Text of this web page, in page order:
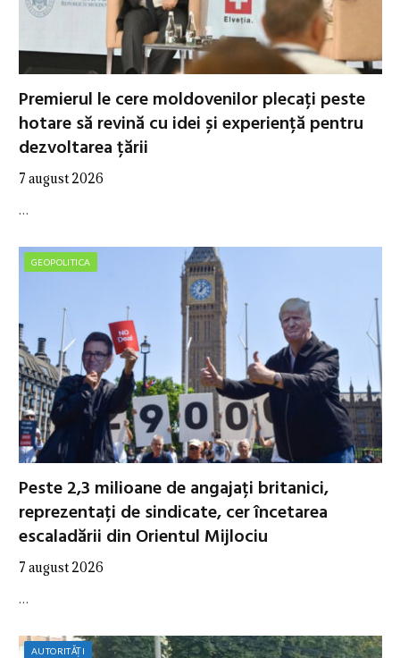
Premierul le cere moldovenilor plecați peste
hotare să revină cu idei și experiență pentru
dezvoltarea țării
7 august 2026
…
GEOPOLITICA
Peste 2,3 milioane de angajați britanici,
reprezentați de sindicate, cer încetarea
escaladării din Orientul Mijlociu
7 august 2026
…
AUTORITĂȚI